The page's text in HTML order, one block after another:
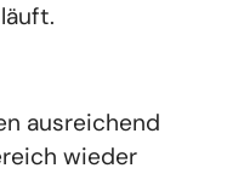
ausreichend
wieder